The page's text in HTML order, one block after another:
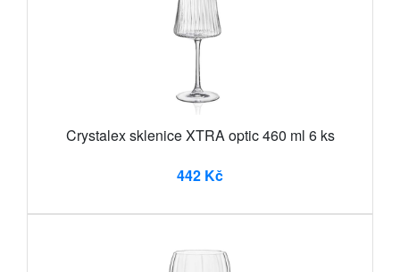
Crystalex sklenice XTRA optic 460 ml 6 ks
442 Kč